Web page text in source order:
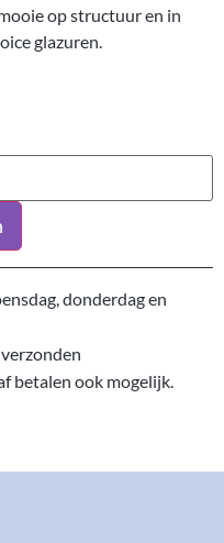
op structuur en in
glazuren.
donderdag en
betalen ook mogelijk.